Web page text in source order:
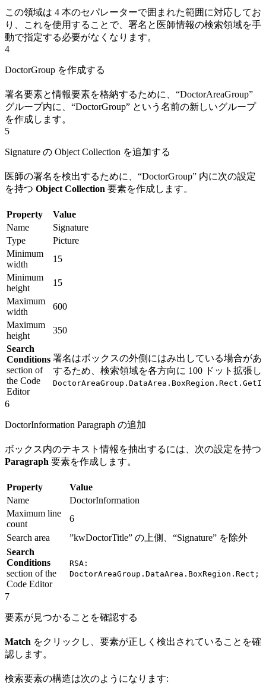
この領域は 4 本のセパレーターで囲まれた範囲に対応してお
り、これを使用することで、署名と医師情報の検索領域を手
動で指定する必要がなくなります。
4
DoctorGroup を作成する
署名要素と情報要素を格納するために、“DoctorAreaGroup”
グループ内に、“DoctorGroup” という名前の新しいグループ
を作成します。
5
Signature の Object Collection を追加する
医師の署名を検出するために、“DoctorGroup” 内に次の設定
を持つ Object Collection 要素を作成します。
Property
Value
Name
Signature
Type
Picture
Minimum
width
15
Minimum
height
15
Maximum
width
600
Maximum
height
350
Search
Conditions
section of
the Code
Editor
署名はボックスの外側にはみ出している場合があ
するため、検索領域を各方向に 100 ドット拡張し
6
DoctorInformation Paragraph の追加
ボックス内のテキスト情報を抽出するには、次の設定を持つ
Paragraph 要素を作成します。
Property
Value
Name
DoctorInformation
Maximum line
count
6
Search area
”kwDoctorTitle” の上側、“Signature” を除外
Search
Conditions
section of the
Code Editor
RSA:
DoctorAreaGroup.DataArea.BoxRegion.Rect;
7
要素が見つかることを確認する
Match をクリックし、要素が正しく検出されていることを確
認します。
検索要素の構造は次のようになります: